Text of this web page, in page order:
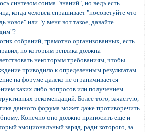
синтезом сонма "знаний", но ведь есть
когда человек спрашивает "посоветуйте что-
новое" или "у меня вот такое, давайте
собраний, грамотно организованных, есть
по которым реплика должна
некоторым требованиям, чтобы
приводило к определенным результатам.
на форуме далеко не ограничивается
каких либо вопросов или получением
рекомендаций. Более того, зачастую,
данного форума может даже противоречить
Конечно оно должно приносить еще и
эмоциональный заряд, ради которого, за